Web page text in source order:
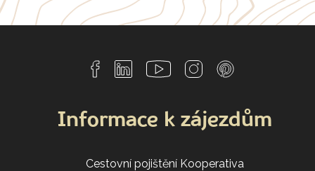
Informace k zájezdům
Cestovní pojištění Kooperativa